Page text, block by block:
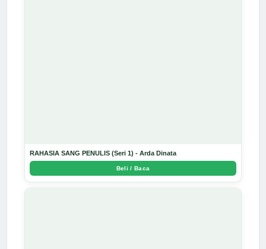
RAHASIA SANG PENULIS (Seri 1) - Arda Dinata
Beli / Baca